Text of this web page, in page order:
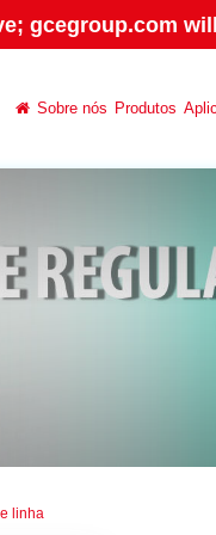
gcegroup.com
Sobre nós Produtos
linha